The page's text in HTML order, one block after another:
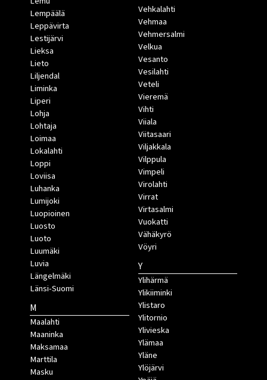
Lempäälä
Leppävirta
Lestijärvi
Lieksa
Lieto
Liljendal
Liminka
Liperi
Lohja
Lohtaja
Loimaa
Lokalahti
Loppi
Loviisa
Luhanka
Lumijoki
Luopioinen
Luosto
Luoto
Luumäki
Luvia
Längelmäki
Länsi-Suomi
M
Maalahti
Maaninka
Maksamaa
Marttila
Masku
Vehkalahti
Vehmaa
Vehmersalmi
Velkua
Vesanto
Vesilahti
Veteli
Vieremä
Vihti
Viiala
Viitasaari
Viljakkala
Vilppula
Vimpeli
Virolahti
Virrat
Virtasalmi
Vuokatti
Vähäkyrö
Vöyri
Y
Ylihärmä
Ylikiiminki
Ylistaro
Ylitornio
Ylivieska
Ylämaa
Yläne
Ylöjärvi